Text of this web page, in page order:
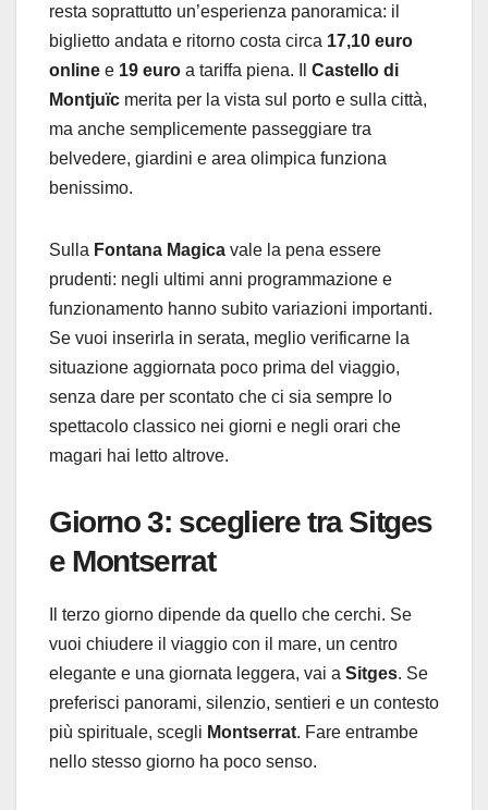
resta soprattutto un’esperienza panoramica: il
biglietto andata e ritorno costa circa 17,10 euro
online e 19 euro a tariffa piena. Il Castello di
Montjuïc merita per la vista sul porto e sulla città,
ma anche semplicemente passeggiare tra
belvedere, giardini e area olimpica funziona
benissimo.
Sulla Fontana Magica vale la pena essere
prudenti: negli ultimi anni programmazione e
funzionamento hanno subito variazioni importanti.
Se vuoi inserirla in serata, meglio verificarne la
situazione aggiornata poco prima del viaggio,
senza dare per scontato che ci sia sempre lo
spettacolo classico nei giorni e negli orari che
magari hai letto altrove.
Giorno 3: scegliere tra Sitges
e Montserrat
Il terzo giorno dipende da quello che cerchi. Se
vuoi chiudere il viaggio con il mare, un centro
elegante e una giornata leggera, vai a Sitges. Se
preferisci panorami, silenzio, sentieri e un contesto
più spirituale, scegli Montserrat. Fare entrambe
nello stesso giorno ha poco senso.